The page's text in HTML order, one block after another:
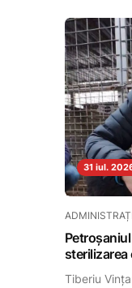
31 iul.
sterilizarea
Tiberiu